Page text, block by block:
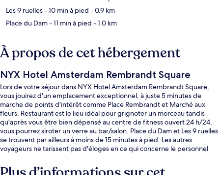
Les 9 ruelles- 10 min à pied - 0.9 km
Place du Dam- 11 min à pied - 1.0 km
À propos de cet hébergement
NYX Hotel Amsterdam Rembrandt Square
Lors de votre séjour dans NYX Hotel Amsterdam Rembrandt Square,
vous jouirez d'un emplacement exceptionnel, à juste 5 minutes de
marche de points d'intérêt comme Place Rembrandt et Marché aux
fleurs. Restaurant est le lieu idéal pour grignoter un morceau tandis
qu'après vous être bien dépensé au centre de fitness ouvert 24 h/24,
vous pourrez siroter un verre au bar/salon. Place du Dam et Les 9 ruelles
se trouvent par ailleurs à moins de 15 minutes à pied. Les autres
voyageurs ne tarissent pas d'éloges en ce qui concerne le personnel
accessibles à pied : Arrêt de tram Rembrandtplein se situe à quelques